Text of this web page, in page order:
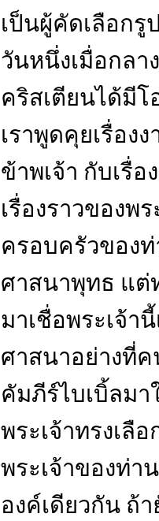
เป็นผู้คัดเลือก
วันหนึ่งเมื่อกลา
คริสเตียนได้มีโ
เราพูดคุยเรื่อง
ข้าพเจ้า กับเรื่
เรื่องราวของพ
ครอบครัวของ
ศาสนาพุทธ แต่
มาเชื่อพระเจ้า
ศาสนาอย่างที่
คัมภีร์ไบเบิ้ลมา
พระเจ้าทรงเลื
พระเจ้าของท่า
องค์เดียวกัน ถ้